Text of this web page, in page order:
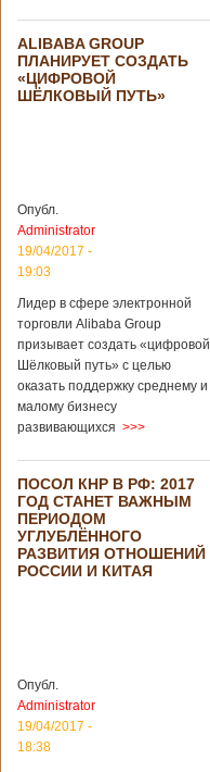
Федеральным
статистическим
ведомством
Германии, в 2018
уже третий год
подряд. Объем
торговли между
Германией и
199,3 миллиарда
евро. Как
свидетельствуют
опубликованные
году размер
импорта из Китая
Подробнее...
21/02/2019 - 22:30
Китай и Россия
собираются
разрабатывать
тяжелый
вертолет
планируется
подписание
контракта на
разработку
ALIBABA GROUP
ПЛАНИРУЕТ СОЗДАТЬ
«ЦИФРОВОЙ
ШЁЛКОВЫЙ ПУТЬ»
Опубл.
Administrator
19/04/2017 -
19:03
Лидер в сфере электронной
торговли Alibaba Group
призывает создать «цифровой
Шёлковый путь» с целью
оказать поддержку среднему и
малому бизнесу
развивающихся >>>
ПОСОЛ КНР В РФ: 2017
ГОД СТАНЕТ ВАЖНЫМ
ПЕРИОДОМ
УГЛУБЛЁННОГО
РАЗВИТИЯ ОТНОШЕНИЙ
РОССИИ И КИТАЯ
Опубл.
Administrator
19/04/2017 -
18:38